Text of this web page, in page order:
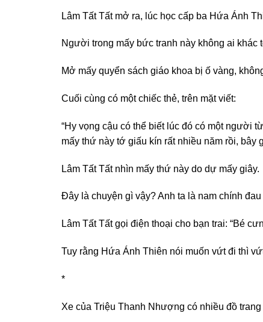
Lâm Tất Tất mở ra, lúc học cấp ba Hứa Ánh
Người trong mấy bức tranh này không ai
Mở mấy quyển sách giáo khoa bị ố vàng,
Cuối cùng có một chiếc thẻ, trên mặt viết:
“Hy vọng cậu có thể biết lúc đó có một người
mấy thứ này tớ giấu kín rất nhiều năm rồi,
Lâm Tất Tất nhìn mấy thứ này do dự mấy giây.
Đây là chuyện gì vậy? Anh ta là nam chính
Lâm Tất Tất gọi điện thoại cho bạn trai: “Bé
Tuy rằng Hứa Ánh Thiên nói muốn vứt đi thì
*
Xe của Triệu Thanh Nhượng có nhiều đồ